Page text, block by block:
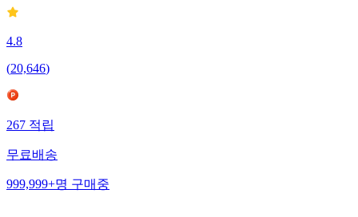
4.8
(20,646)
267 적립
무료배송
999,999+명 구매중